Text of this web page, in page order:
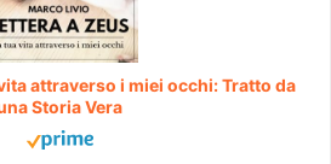
attraverso i miei occhi: Tratto da
Storia Vera